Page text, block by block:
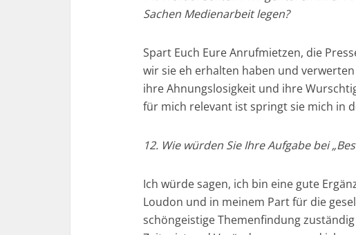
Sachen Medienarbeit legen?
Spart Euch Eure Anrufmietzen, die
wir sie eh erhalten haben und
ihre Ahnungslosigkeit und ihre
für mich relevant ist springt sie mich in
12. Wie würden Sie Ihre Aufgabe bei
Ich würde sagen, ich bin eine gute
Loudon und in meinem Part für die
schöngeistige Themenfindung